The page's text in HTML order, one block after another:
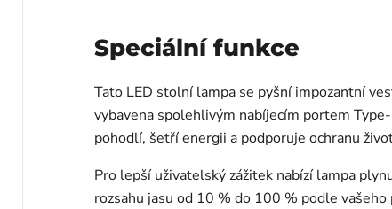
Speciální funkce
Tato LED stolní lampa se pyšní impozantní
vybavena spolehlivým nabíjecím portem
pohodlí, šetří energii a podporuje ochranu
Pro lepší uživatelský zážitek nabízí lampa
rozsahu jasu od 10 % do 100 % podle